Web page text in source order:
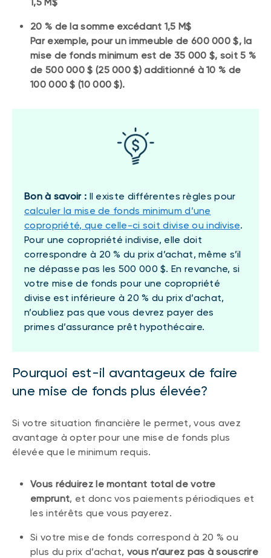
20 % de la somme excédant 1,5 M$
Par exemple, pour un immeuble de 600 000 $, la
mise de fonds minimum est de 35 000 $, soit 5 %
de 500 000 $ (25 000 $) additionné à 10 % de
100 000 $ (10 000 $).
Bon à savoir : Il existe différentes règles pour
calculer la mise de fonds minimum d’une
copropriété, que celle-ci soit divise ou indivise.
Pour une copropriété indivise, elle doit
correspondre à 20 % du prix d’achat, même s’il
ne dépasse pas les 500 000 $. En revanche, si
votre mise de fonds pour une copropriété
divise est inférieure à 20 % du prix d’achat,
n’oubliez pas que vous devrez payer des
primes d’assurance prêt hypothécaire.
Pourquoi est-il avantageux de faire
une mise de fonds plus élevée?
Si votre situation financière le permet, vous avez
avantage à opter pour une mise de fonds plus
élevée que le minimum requis.
Vous réduirez le montant total de votre
emprunt, et donc vos paiements périodiques et
les intérêts que vous payerez.
Si votre mise de fonds correspond à 20 % ou
plus du prix d’achat, vous n’aurez pas à souscrire